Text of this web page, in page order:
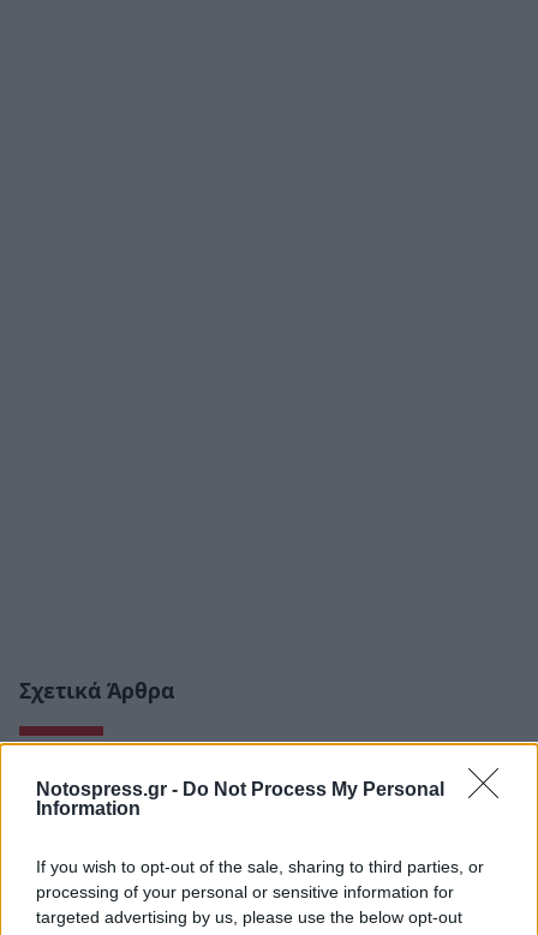
Notospress.gr - Do Not Process My Personal
Information
If you wish to opt-out of the sale, sharing to third parties, or
processing of your personal or sensitive information for
targeted advertising by us, please use the below opt-out
Σχετικά Άρθρα